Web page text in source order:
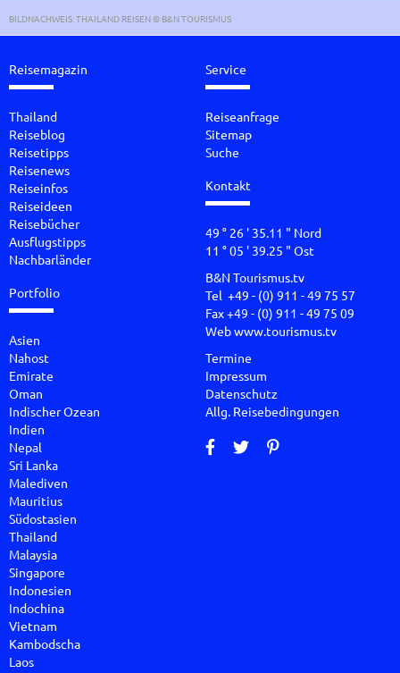
BILDNACHWEIS: THAILAND REISEN © B&N TOURISMUS
Reisemagazin
Thailand
Reiseblog
Reisetipps
Reisenews
Reiseinfos
Reiseideen
Reisebücher
Ausflugstipps
Nachbarländer
Portfolio
Asien
Nahost
Emirate
Oman
Indischer Ozean
Indien
Nepal
Sri Lanka
Malediven
Mauritius
Südostasien
Thailand
Malaysia
Singapore
Indonesien
Indochina
Vietnam
Kambodscha
Laos
Service
Reiseanfrage
Sitemap
Suche
Kontakt
49 ° 26 ' 35.11 " Nord
11 ° 05 ' 39.25 " Ost
B&N Tourismus.tv
Tel +49 - (0) 911 - 49 75 57
Fax +49 - (0) 911 - 49 75 09
Webwww.tourismus.tv
Termine
Impressum
Datenschutz
Allg. Reisebedingungen